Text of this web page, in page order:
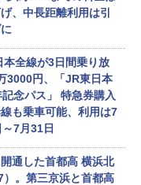
、中長距離利用は引
本全線が3日間乗り放
3000円、「JR東日本
念パス」 特急券購入
も乗車可能、利用は7
～7月31日
通した首都高 横浜北
）。第三京浜と首都高